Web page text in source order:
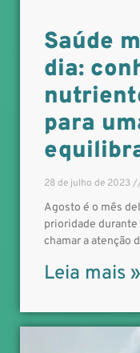
Saúde
dia:
para
28 de julho de 2023
Agosto é o mês
prioridade durante
chamar a atenção
Leia mais »